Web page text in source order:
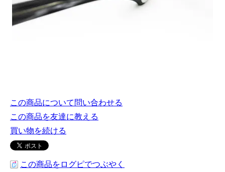
この商品について問い合わせる
この商品を友達に教える
買い物を続ける
この商品をログピでつぶやく